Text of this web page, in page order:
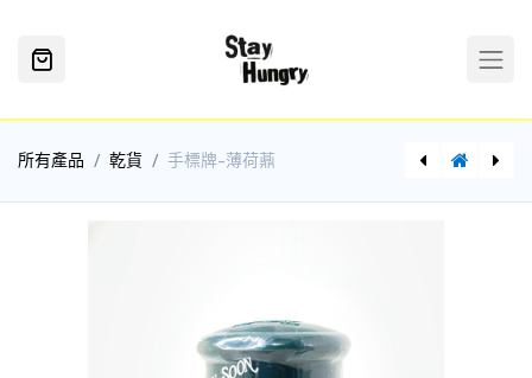
所有產品 乾貨 手標牌-薄荷薡